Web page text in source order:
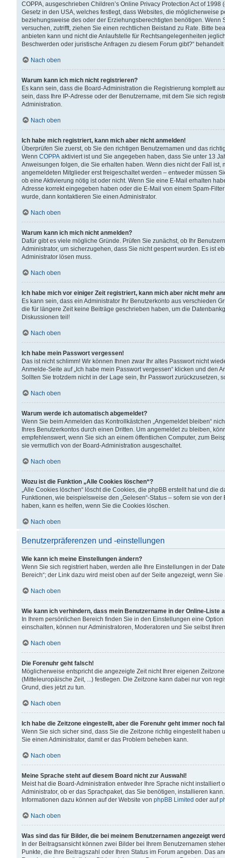
COPPA, ausgeschrieben Children’s Online Privacy Protection Act of
Gesetz in den USA, welches festlegt, dass Websites, die
beziehungsweise des oder der Erziehungsberechtigten benötigen.
versuchen, zutrifft, ziehen Sie einen rechtlichen Beistand zu Rate. Bitte
anbieten kann und nicht die Anlaufstelle für Rechtsangelegenheiten
Beschwerden oder juristische Anfragen zu diesem Forum gibt?“
Nach oben
Warum kann ich mich nicht registrieren?
Es kann sein, dass die Board-Administration die Registrierung komplett
sein, dass Ihre IP-Adresse oder der Benutzername, mit dem Sie sich
Administration.
Nach oben
Ich habe mich registriert, kann mich aber nicht anmelden!
Überprüfen Sie zuerst, ob Sie den richtigen Benutzernamen und das
Wenn COPPA aktiviert ist und Sie angegeben haben, dass Sie unter 13
Anweisungen folgen, die Sie erhalten haben. Wenn dies nicht der Fall
angemeldeten Mitglieder erst freigeschaltet werden – entweder müssen
ob eine Aktivierung nötig ist oder nicht. Wenn Sie eine E-Mail erhalten
Adresse korrekt eingegeben haben oder die E-Mail von einem Spam-
wurde, dann kontaktieren Sie einen Administrator.
Nach oben
Warum kann ich mich nicht anmelden?
Dafür gibt es viele mögliche Gründe. Prüfen Sie zunächst, ob Ihr
Administrator, um sicherzugehen, dass Sie nicht gesperrt wurden. Es ist
Administrator lösen muss.
Nach oben
Ich habe mich vor einiger Zeit registriert, kann mich aber nicht mehr
Es kann sein, dass ein Administrator Ihr Benutzerkonto aus verschieden
die für längere Zeit keine Beiträge geschrieben haben, um die
Diskussionen teil!
Nach oben
Ich habe mein Passwort vergessen!
Das ist nicht schlimm! Wir können Ihnen zwar Ihr altes Passwort nicht
Anmelde-Seite auf „Ich habe mein Passwort vergessen“ klicken und
Sollten Sie trotzdem nicht in der Lage sein, Ihr Passwort zurückzusetzen,
Nach oben
Warum werde ich automatisch abgemeldet?
Wenn Sie beim Anmelden das Kontrollkästchen „Angemeldet bleiben“
Ihres Benutzerkontos durch einen Dritten. Um angemeldet zu bleiben,
empfehlenswert, wenn Sie sich an einem öffentlichen Computer, zum
sie vermutlich von der Board-Administration ausgeschaltet.
Nach oben
Wozu ist die Funktion „Alle Cookies löschen“?
„Alle Cookies löschen“ löscht die Cookies, die phpBB erstellt hat und
Funktionen, wie beispielsweise den „Gelesen“-Status – sofern sie von
haben, kann es helfen, wenn Sie die Cookies löschen.
Nach oben
Benutzerpräferenzen und -einstellungen
Wie kann ich meine Einstellungen ändern?
Wenn Sie sich registriert haben, werden alle Ihre Einstellungen in der
Bereich“; der Link dazu wird meist oben auf der Seite angezeigt, wenn
Nach oben
Wie kann ich verhindern, dass mein Benutzername in der Online-Liste
In Ihrem persönlichen Bereich finden Sie in den Einstellungen eine
einschalten, können nur Administratoren, Moderatoren und Sie selbst
Nach oben
Die Forenuhr geht falsch!
Möglicherweise entspricht die angezeigte Zeit nicht Ihrer eigenen
(Mitteleuropäische Zeit, ...) festlegen. Die Zeitzone kann dabei nur von
Grund, dies jetzt zu tun.
Nach oben
Ich habe die Zeitzone eingestellt, aber die Forenuhr geht immer noch
Wenn Sie sich sicher sind, dass Sie die Zeitzone richtig eingestellt
Sie einen Administrator, damit er das Problem beheben kann.
Nach oben
Meine Sprache steht auf diesem Board nicht zur Auswahl!
Meist hat die Board-Administration entweder Ihre Sprache nicht
Administrator, ob er das Sprachpaket, das Sie benötigen, installieren
Informationen dazu können auf der Website von phpBB Limited oder auf
Nach oben
Was sind das für Bilder, die bei meinem Benutzernamen angezeigt
In der Beitragsansicht können zwei Bilder bei Ihrem Benutzernamen
Punkte, die Ihre Beitragszahl oder Ihren Status im Forum angeben. Das